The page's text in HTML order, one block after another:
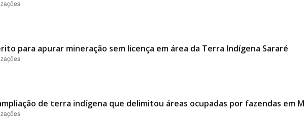
para apurar mineração sem licença em área da Terra Indígena Sararé
de terra indígena que delimitou áreas ocupadas por fazendas em